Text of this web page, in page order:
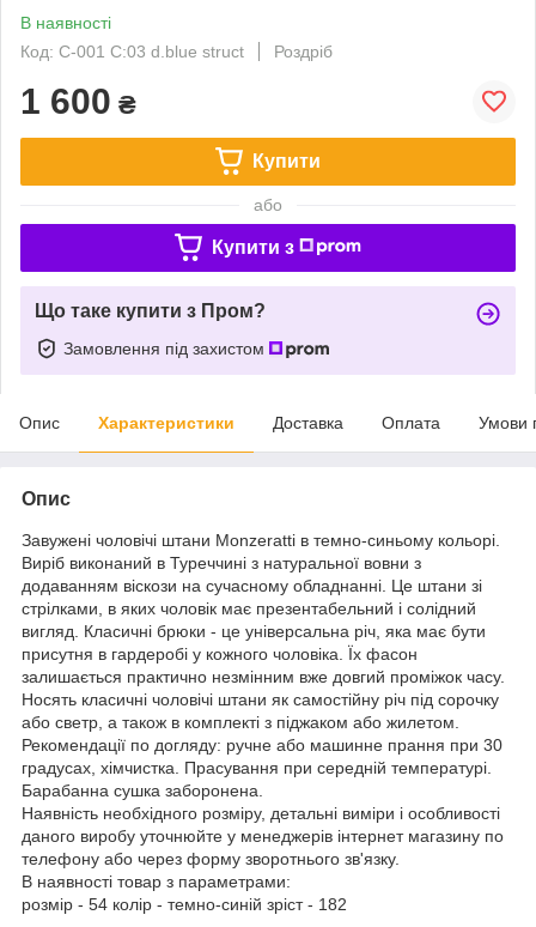
В наявності
Код: C-001 C:03 d.blue struct
Роздріб
1 600 ₴
Купити
або
Купити з
Що таке купити з Пром?
Замовлення під захистом
Опис Характеристики Доставка Оплата Умови
Опис
Завужені чоловічі штани Monzeratti в темно-синьому кольорі.
Виріб виконаний в Туреччині з натуральної вовни з
додаванням віскози на сучасному обладнанні. Це штани зі
стрілками, в яких чоловік має презентабельний і солідний
вигляд. Класичні брюки - це універсальна річ, яка має бути
присутня в гардеробі у кожного чоловіка. Їх фасон
залишається практично незмінним вже довгий проміжок часу.
Носять класичні чоловічі штани як самостійну річ під сорочку
або светр, а також в комплекті з піджаком або жилетом.
Рекомендації по догляду: ручне або машинне прання при 30
градусах, хімчистка. Прасування при середній температурі.
Барабанна сушка заборонена.
Наявність необхідного розміру, детальні виміри і особливості
даного виробу уточнюйте у менеджерів інтернет магазину по
телефону або через форму зворотнього зв'язку.
В наявності товар з параметрами:
розмір - 54 колір - темно-синій зріст - 182